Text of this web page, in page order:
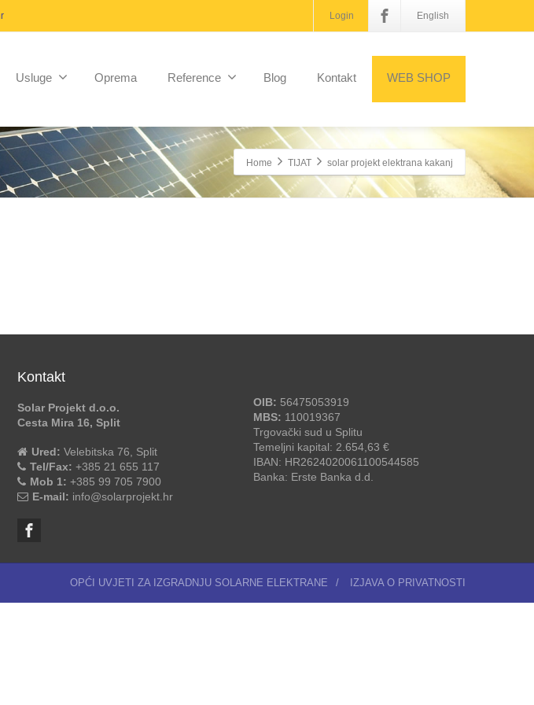
Login English
Usluge Oprema Reference Blog Kontakt WEB SHOP
Home TIJAT solar projekt elektrana kakanj
Kontakt
Solar Projekt d.o.o.
Cesta Mira 16, Split
Ured: Velebitska 76, Split
Tel/Fax: +385 21 655 117
Mob 1: +385 99 705 7900
E-mail: info@solarprojekt.hr
OIB: 56475053919
MBS: 110019367
Trgovački sud u Splitu
Temeljni kapital: 2.654,63 €
IBAN: HR2624020061100544585
Banka: Erste Banka d.d.
OPĆI UVJETI ZA IZGRADNJU SOLARNE ELEKTRANE / IZJAVA O PRIVATNOSTI